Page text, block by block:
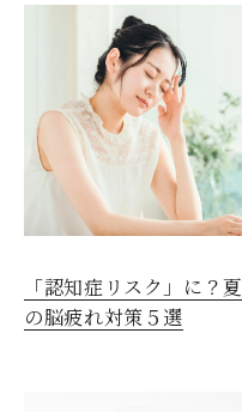
「認知症リスク」に？夏
の脳疲れ対策５選